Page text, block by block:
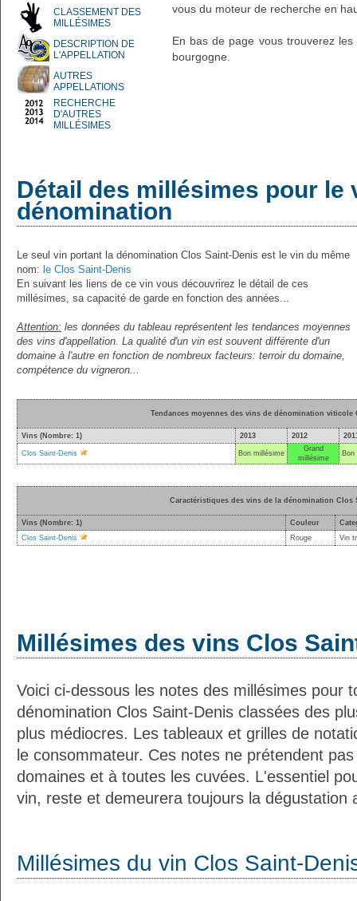
CLASSEMENT DES
MILLÉSIMES
DESCRIPTION DE
L'APPELLATION
AUTRES
APPELLATIONS
RECHERCHE
D'AUTRES
MILLÉSIMES
vous du moteur de recherche en
En bas de page vous trouverez
bourgogne.
Détail des millésimes pour le
dénomination
Le seul vin portant la dénomination Clos Saint-Denis est le vin du même
nom: le Clos Saint-Denis
En suivant les liens de ce vin vous découvrirez le détail de ces
millésimes, sa capacité de garde en fonction des années...
Attention: les données du tableau représentent les tendances moyennes
des vins d'appellation. La qualité d'un vin est souvent différente d'un
domaine à l'autre en fonction de nombreux facteurs: terroir du domaine,
compétence du vigneron...
Tendances moyennes des vins de dénomination viticole
Vins (Nombre: 1) 2013 2012
Clos Saint-Denis Bon millésime
Grand
millésime
Bon
Caractéristiques des vins de la dénomination Clos
Vins (Nombre: 1) Couleur
Clos Saint-Denis
Rouge Vin
Millésimes des vins Clos
Voici ci-dessous les notes des millésimes pour
dénomination Clos Saint-Denis classées des
plus médiocres. Les tableaux et grilles de
le consommateur. Ces notes ne prétendent
domaines et à toutes les cuvées. L'essentiel
vin, reste et demeurera toujours la dégustation
Millésimes du vin Clos Saint-